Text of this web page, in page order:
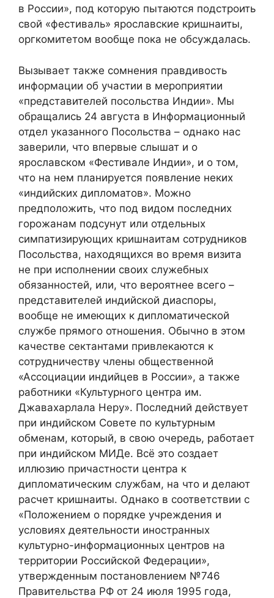
в России», под которую пытаются подстроить
свой «фестиваль» ярославские кришнаиты,
оргкомитетом вообще пока не обсуждалась.
Вызывает также сомнения правдивость
информации об участии в мероприятии
«представителей посольства Индии». Мы
обращались 24 августа в Информационный
отдел указанного Посольства – однако нас
заверили, что впервые слышат и о
ярославском «Фестивале Индии», и о том,
что на нем планируется появление неких
«индийских дипломатов». Можно
предположить, что под видом последних
горожанам подсунут или отдельных
симпатизирующих кришнаитам сотрудников
Посольства, находящихся во время визита
не при исполнении своих служебных
обязанностей, или, что вероятнее всего –
представителей индийской диаспоры,
вообще не имеющих к дипломатической
службе прямого отношения. Обычно в этом
качестве сектантами привлекаются к
сотрудничеству члены общественной
«Ассоциации индийцев в России», а также
работники «Культурного центра им.
Джавахарлала Неру». Последний действует
при индийском Совете по культурным
обменам, который, в свою очередь, работает
при индийском МИДе. Всё это создает
иллюзию причастности центра к
дипломатическим службам, на что и делают
расчет кришнаиты. Однако в соответствии с
«Положением о порядке учреждения и
условиях деятельности иностранных
культурно-информационных центров на
территории Российской Федерации»,
утвержденным постановлением №746
Правительства РФ от 24 июля 1995 года,